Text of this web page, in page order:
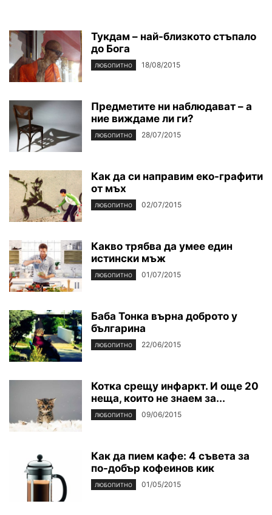
Тукдам – най-близкото стъпало
до Бога
ЛЮБОПИТНО 18/08/2015
Предметите ни наблюдават – а
ние виждаме ли ги?
ЛЮБОПИТНО 28/07/2015
Как да си направим еко-графити
от мъх
ЛЮБОПИТНО 02/07/2015
Какво трябва да умее един
истински мъж
ЛЮБОПИТНО 01/07/2015
Баба Тонка върна доброто у
българина
ЛЮБОПИТНО 22/06/2015
Котка срещу инфаркт. И още 20
неща, които не знаем за...
ЛЮБОПИТНО 09/06/2015
Как да пием кафе: 4 съвета за
по-добър кофеинов кик
ЛЮБОПИТНО 01/05/2015